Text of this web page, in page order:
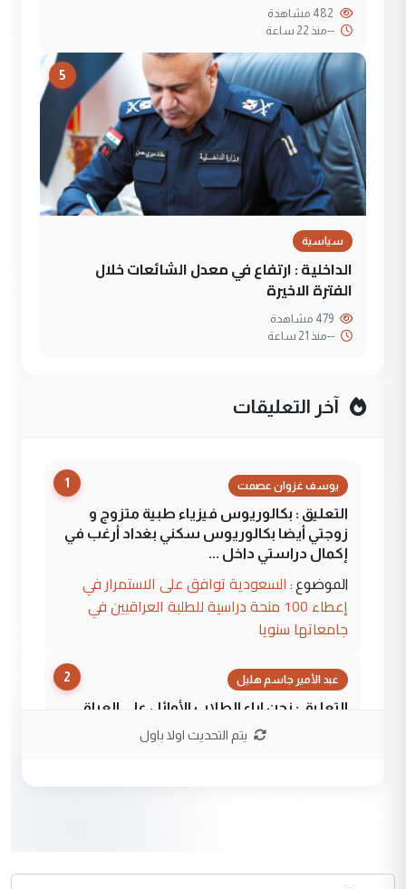
--منذ 22 ساعة
5
سياسية
الداخلية : ارتفاع في معدل الشائعات خلال
الفترة الاخيرة
--منذ 21 ساعة
آخر التعليقات
1 يوسف غزوان عصمت
التعليق : بكالوريوس فيزياء طبية متزوج و
زوجتي أيضا بكالوريوس سكني بغداد أرغب في
إكمال دراستي داخل ...
الموضوع : السعودية توافق على الاستمرار في
إعطاء 100 منحة دراسية للطلبة العراقيين في
جامعاتها سنويا
2 عبد الأمير جاسم هليل
التعليق : نحن اباء الطلاب الأوائل على العراق
نتشرف بلقاء السيد احمد الصافي في العتبات
التعليق : قرار مستعجل جدا ولامصلحة فيه
يتم التحديث اولا باول